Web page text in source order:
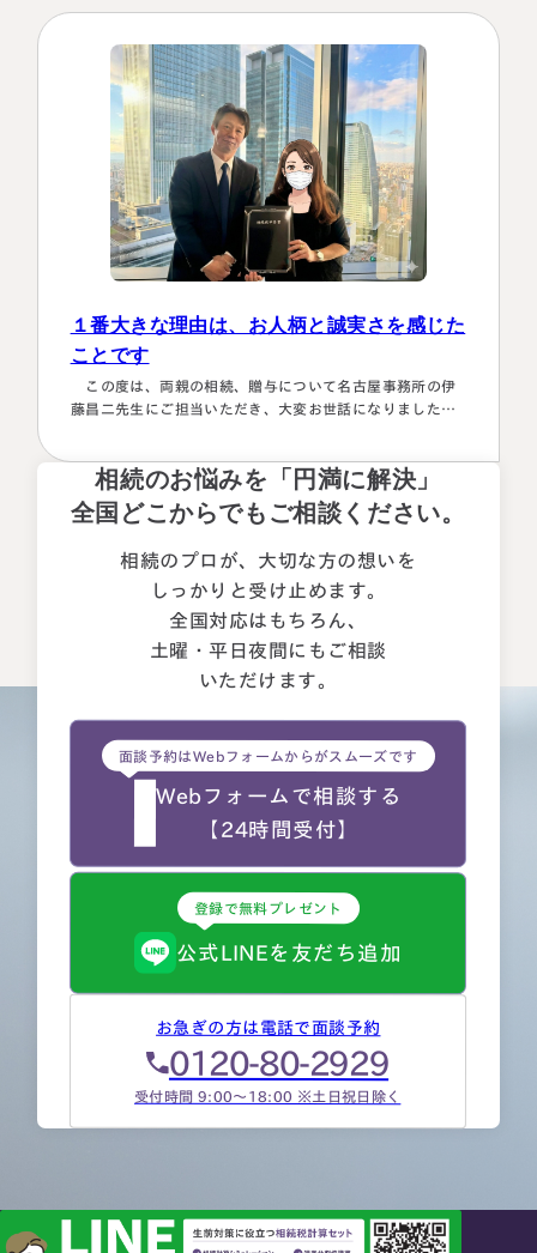
ず、届いた書類を全部加藤先生へメールで送ってまとめあ
げて頂きました。心配で同じこと…
１番大きな理由は、お人柄と誠実さを感じた
ことです
この度は、両親の相続、贈与について名古屋事務所の伊
藤昌二先生にご担当いただき、大変お世話になりました。
ュートラルでした。 ②丁寧なご対応とわかりやすい説明で
した。 素人がわかりやすいように、わかるまで何度も教
えて下さいました。 ③お人柄と同様に、専門家として全面
相続のお悩みを「円満に解決」
全国どこからでもご相談ください。
相続のプロが、大切な方の想いを
しっかりと受け止めます。
全国対応はもちろん、
土曜・平日夜間にもご相談
いただけます。
面談予約はWebフォームからがスムーズです
Webフォームで相談する
【24時間受付】
登録で無料プレゼント
公式LINEを友だち追加
お急ぎの方は電話で面談予約
0120-80-2929
受付時間 9:00～18:00 ※土日祝日除く